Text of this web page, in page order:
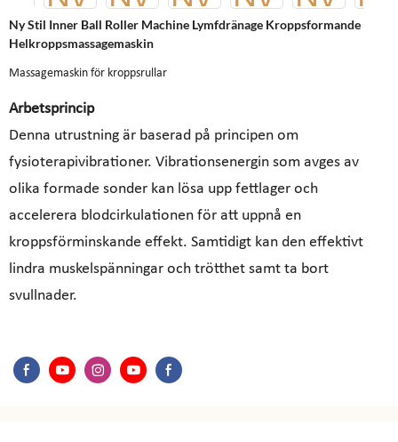
Ny Stil Inner Ball Roller Machine Lymfdränage Kroppsformande
Helkroppsmassagemaskin
Massagemaskin för kroppsrullar
Arbetsprincip
Denna utrustning är baserad på principen om
fysioterapivibrationer. Vibrationsenergin som avges av
olika formade sonder kan lösa upp fettlager och
accelerera blodcirkulationen för att uppnå en
kroppsförminskande effekt. Samtidigt kan den effektivt
lindra muskelspänningar och trötthet samt ta bort
svullnader.